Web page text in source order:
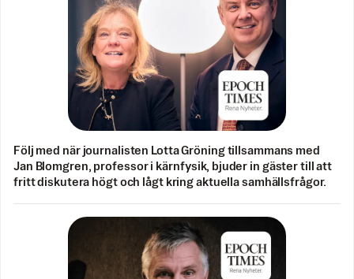
Följ med när journalisten Lotta Gröning tillsammans med
Jan Blomgren, professor i kärnfysik, bjuder in gäster till att
fritt diskutera högt och lågt kring aktuella samhällsfrågor.